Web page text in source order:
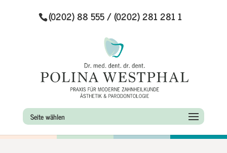
(0202) 88 555 / (0202) 281 281 1
Seite wählen